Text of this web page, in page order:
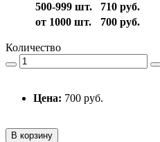
500-999 шт.
710 руб.
от 1000 шт.
700 руб.
Количество
Цена: 700 руб.
В корзину